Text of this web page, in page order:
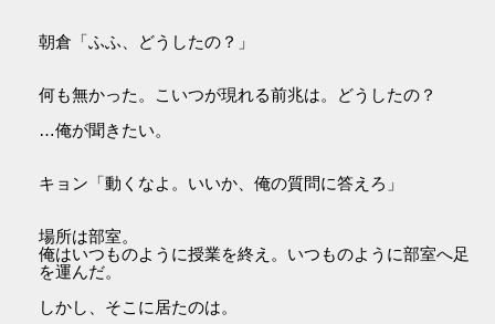
朝倉「ふふ、どうしたの？」
何も無かった。こいつが現れる前兆は。どうしたの？
…俺が聞きたい。
キョン「動くなよ。いいか、俺の質問に答えろ」
場所は部室。
俺はいつものように授業を終え。いつものように部室へ足
を運んだ。
しかし、そこに居たのは。